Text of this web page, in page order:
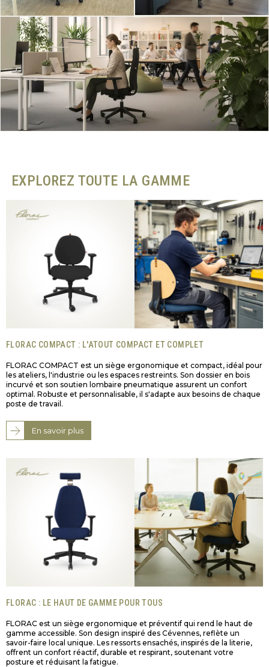
EXPLOREZ TOUTE LA GAMME
FLORAC COMPACT : L'ATOUT COMPACT ET COMPLET
FLORAC COMPACT est un siège ergonomique et compact, idéal pour
les ateliers, l'industrie ou les espaces restreints. Son dossier en bois
incurvé et son soutien lombaire pneumatique assurent un confort
optimal. Robuste et personnalisable, il s'adapte aux besoins de chaque
poste de travail.
En savoir plus
FLORAC : LE HAUT DE GAMME POUR TOUS
FLORAC est un siège ergonomique et préventif qui rend le haut de
gamme accessible. Son design inspiré des Cévennes, reflète un
savoir-faire local unique. Les ressorts ensachés, inspirés de la literie,
offrent un confort réactif, durable et respirant, soutenant votre
posture et réduisant la fatigue.